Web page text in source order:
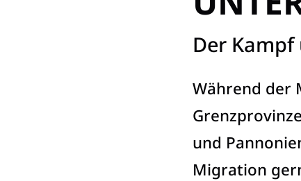
:
Der
Während der
und
Migration